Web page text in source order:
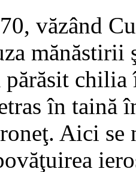
văzând
chilia
în taină
Aici se